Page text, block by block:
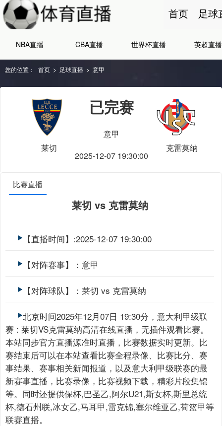
首页 足球
NBA直播 CBA直播 世界杯直播 英超直播
您的位置： 首页 > 足球直播 > 意甲
莱切
已完赛
意甲
2025-12-07 19:30:00
克雷莫纳
比赛直播
莱切 vs 克雷莫纳
【直播时间】:2025-12-07 19:30:00
【对阵赛事】：意甲
【对阵球队】：莱切 vs 克雷莫纳
北京时间2025年12月07日 19:30分，意大利甲级联
赛 : 莱切VS克雷莫纳高清在线直播，无插件观看比赛。
本站同步官方直播源准时直播，比赛数据实时更新。比
赛结束后可以在本站查看比赛全程录像、比赛比分、赛
事结果、赛事相关新闻报道，以及意大利甲级联赛的最
新赛事直播，比赛录像，比赛视频下载，精彩片段集锦
等。同时还提供保杯,巴圣乙,阿尔U21,斯女杯,斯里总统
杯,德石州联,冰女乙,马耳甲,雷克锦,塞尔维亚乙,荷篮甲等
联赛直播。